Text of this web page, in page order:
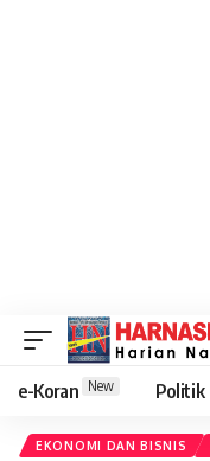
e-Koran New Politik
EKONOMI DAN BISNIS